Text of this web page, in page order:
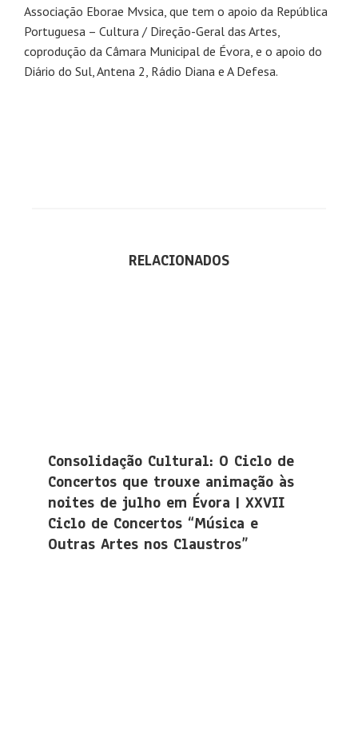
Associação Eborae Mvsica, que tem o apoio da República
Portuguesa – Cultura / Direção-Geral das Artes,
coprodução da Câmara Municipal de Évora, e o apoio do
Diário do Sul, Antena 2, Rádio Diana e A Defesa.
RELACIONADOS
Consolidação Cultural: O Ciclo de
Concertos que trouxe animação às
noites de julho em Évora | XXVII
Ciclo de Concertos “Música e
Outras Artes nos Claustros”